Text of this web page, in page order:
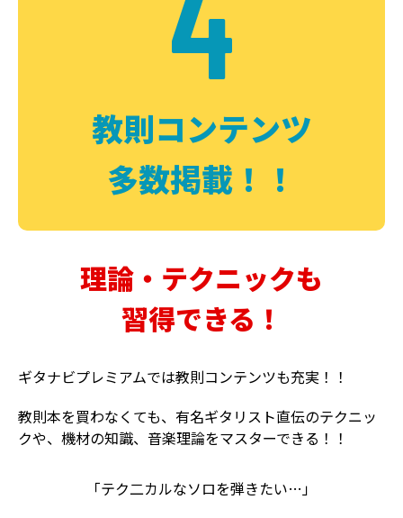
教則コンテンツ
多数掲載！！
理論・テクニックも
習得できる！
ギタナビプレミアムでは教則コンテンツも充実！！
教則本を買わなくても、有名ギタリスト直伝のテクニッ
クや、機材の知識、音楽理論をマスターできる！！
「テク二カルなソロを弾きたい…」